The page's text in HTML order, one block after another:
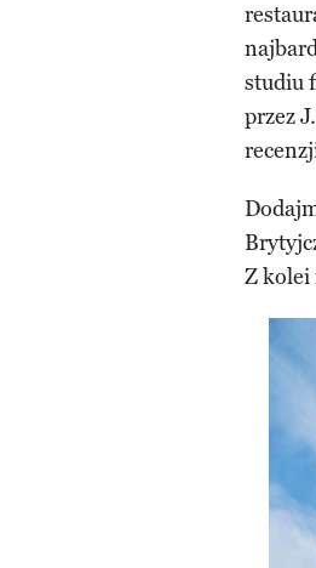
studiu
przez
Z kolei